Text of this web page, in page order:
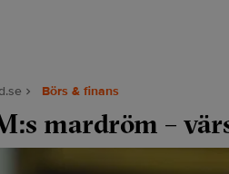
Börs & finans
mardröm –